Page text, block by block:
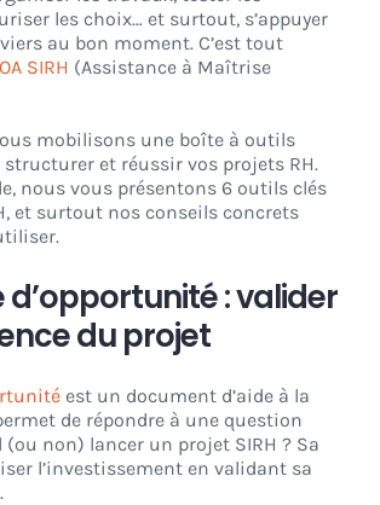
les choix… et surtout, s’appuyer
au bon moment. C’est tout
SIRH (Assistance à Maîtrise
mobilisons une boîte à outils
structurer et réussir vos projets RH.
nous vous présentons 6 outils clés
et surtout nos conseils concrets
d’opportunité : valider
du projet
est un document d’aide à la
de répondre à une question
non) lancer un projet SIRH ? Sa
l’investissement en validant sa